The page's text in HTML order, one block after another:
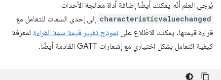
يُرجى العِلم أنّه يمكنك أيضًا إضافة أداة معالجة الأحداث
characteristicvaluechanged إلى إحدى السمات للتعامل مع
قراءة قيمتها. يمكنك الاطّلاع على نموذج تغيير قيمة سمة القراءة لمعرفة
كيفية التعامل بشكل اختياري مع إشعارات GATT القادمة أيضًا.